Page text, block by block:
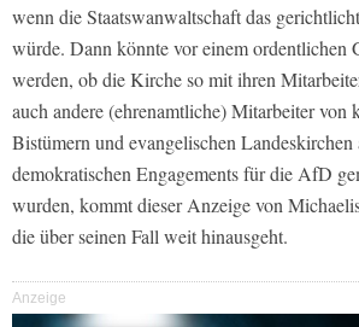
wenn die Staatswanwaltschaft das
würde. Dann könnte vor einem ordentlichen
werden, ob die Kirche so mit ihren
auch andere (ehrenamtliche) Mitarbeiter von
Bistümern und evangelischen
demokratischen Engagements für die AfD
wurden, kommt dieser Anzeige von
die über seinen Fall weit hinausgeht.
Anzeige